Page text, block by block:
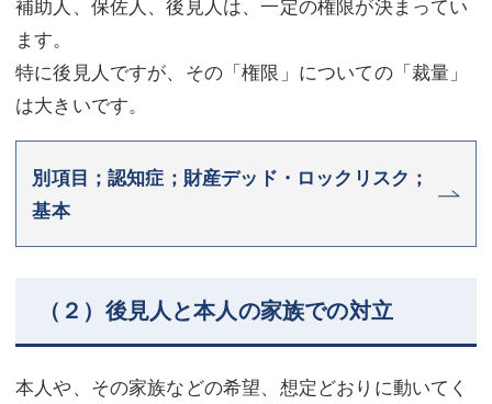
補助人、保佐人、後見人は、一定の権限が決まってい
ます。
特に後見人ですが、その「権限」についての「裁量」
は大きいです。
別項目；認知症；財産デッド・ロックリスク；
基本
（２）後見人と本人の家族での対立
本人や、その家族などの希望、想定どおりに動いてく